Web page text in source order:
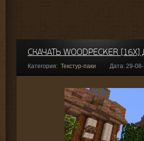
СКАЧАТЬ WOODPECKER
Категория: Текстур-паки Дата: 29-